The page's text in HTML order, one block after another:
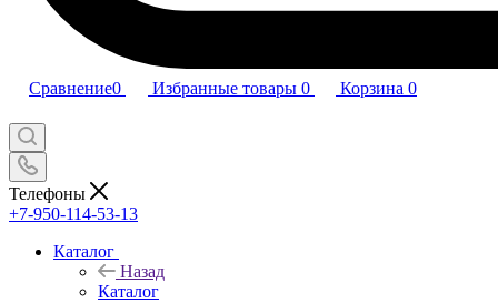
Сравнение0 Избранные товары 0 Корзина 0
Телефоны
+7-950-114-53-13
Каталог
Назад
Каталог